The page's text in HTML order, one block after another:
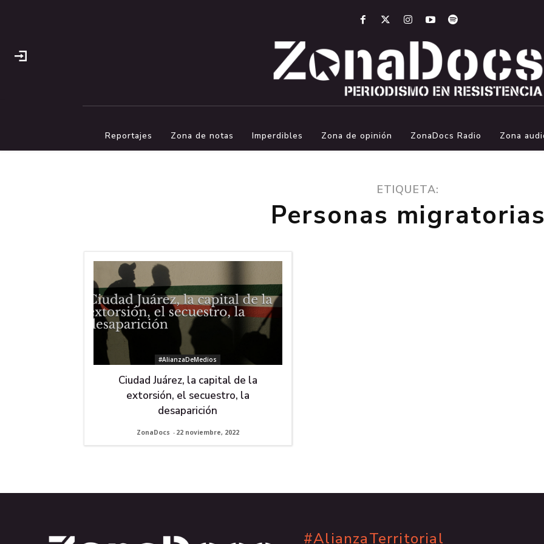
Reportajes Zona de notas Imperdibles Zona de opinión ZonaDocs Radio Zona
ETIQUETA:
Personas migratorias
#AlianzaDeMedios
Ciudad Juárez, la capital de la
extorsión, el secuestro, la
desaparición
ZonaDocs - 22 noviembre, 2022
#AlianzaTerritorial
.